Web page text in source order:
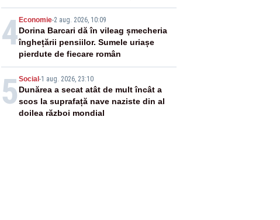
apa fluviului - IMAGINI AERIENE
4 Economie-2 aug. 2026, 10:09
Dorina Barcari dă în vileag șmecheria
înghețării pensiilor. Sumele uriașe
pierdute de fiecare român
5 Social -1 aug. 2026, 23:10
Dunărea a secat atât de mult încât a
scos la suprafață nave naziste din al
doilea război mondial